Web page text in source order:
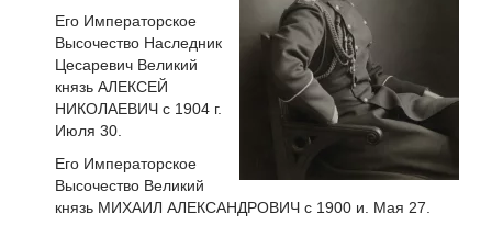
Его Императорское
Высочество Наследник
Цесаревич Великий
князь АЛЕКСЕЙ
НИКОЛАЕВИЧ с 1904 г.
Июля 30.
Его Императорское
Высочество Великий
князь МИХАИЛ АЛЕКСАНДРОВИЧ с 1900 и. Мая 27.